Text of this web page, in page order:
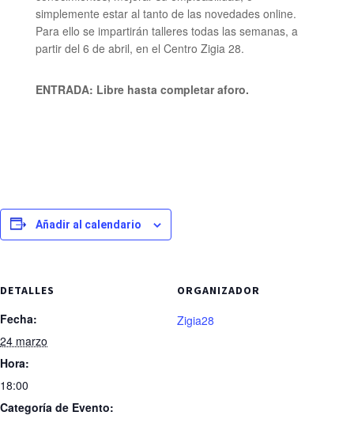
simplemente estar al tanto de las novedades online.
Para ello se impartirán talleres todas las semanas, a
partir del 6 de abril, en el Centro Zigia 28.
ENTRADA: Libre hasta completar aforo.
Añadir al calendario
DETALLES
Fecha:
24 marzo
Hora:
18:00
Categoría de Evento:
ORGANIZADOR
Zigia28